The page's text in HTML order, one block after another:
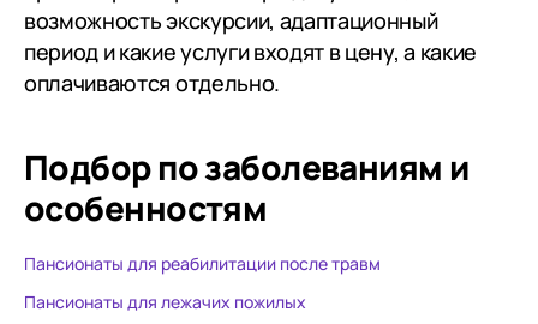
возможность экскурсии, адаптационный
период и какие услуги входят в цену, а какие
оплачиваются отдельно.
Подбор по заболеваниям и
особенностям
Пансионаты для реабилитации после травм
Пансионаты для лежачих пожилых